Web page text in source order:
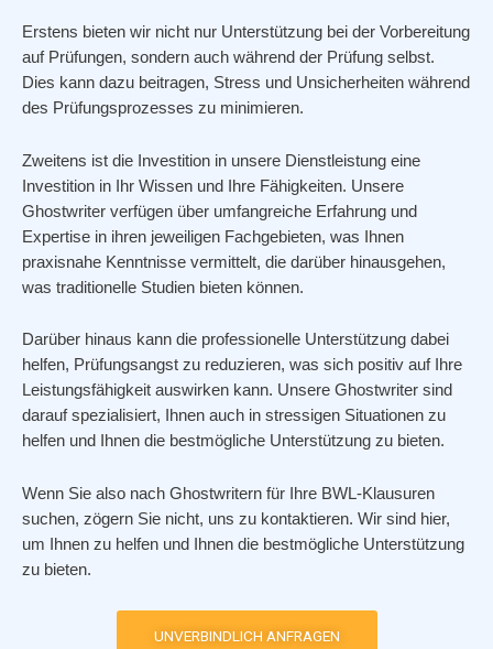
Erstens bieten wir nicht nur Unterstützung bei der Vorbereitung
auf Prüfungen, sondern auch während der Prüfung selbst.
Dies kann dazu beitragen, Stress und Unsicherheiten während
des Prüfungsprozesses zu minimieren.
Zweitens ist die Investition in unsere Dienstleistung eine
Investition in Ihr Wissen und Ihre Fähigkeiten. Unsere
Ghostwriter verfügen über umfangreiche Erfahrung und
Expertise in ihren jeweiligen Fachgebieten, was Ihnen
praxisnahe Kenntnisse vermittelt, die darüber hinausgehen,
was traditionelle Studien bieten können.
Darüber hinaus kann die professionelle Unterstützung dabei
helfen, Prüfungsangst zu reduzieren, was sich positiv auf Ihre
Leistungsfähigkeit auswirken kann. Unsere Ghostwriter sind
darauf spezialisiert, Ihnen auch in stressigen Situationen zu
helfen und Ihnen die bestmögliche Unterstützung zu bieten.
Wenn Sie also nach Ghostwritern für Ihre BWL-Klausuren
suchen, zögern Sie nicht, uns zu kontaktieren. Wir sind hier,
um Ihnen zu helfen und Ihnen die bestmögliche Unterstützung
zu bieten.
UNVERBINDLICH ANFRAGEN